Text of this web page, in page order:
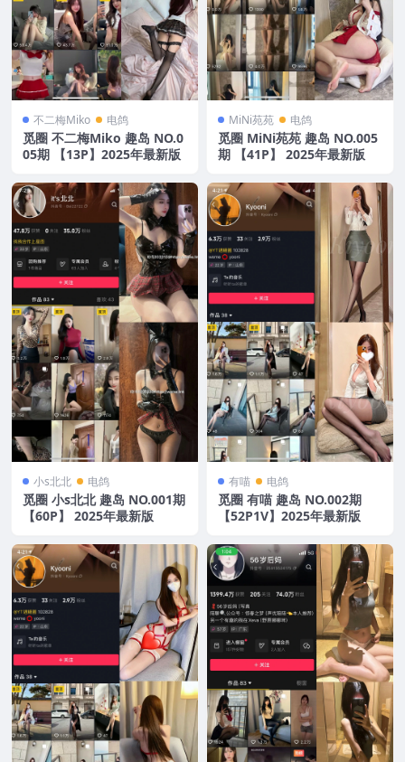
不二梅Miko 电鸽
觅圈 不二梅Miko 趣岛 NO.0
05期 【13P】2025年最新版
MiNi苑苑 电鸽
觅圈 MiNi苑苑 趣岛 NO.005
期 【41P】 2025年最新版
小s北北 电鸽
觅圈 小s北北 趣岛 NO.001期
【60P】 2025年最新版
有喵 电鸽
觅圈 有喵 趣岛 NO.002期
【52P1V】2025年最新版